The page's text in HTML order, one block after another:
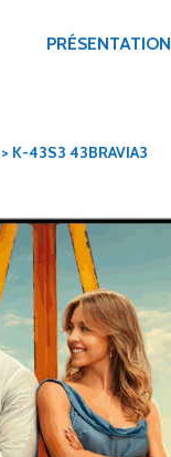
PRÉSENTATION
> K-43S3 43BRAVIA3